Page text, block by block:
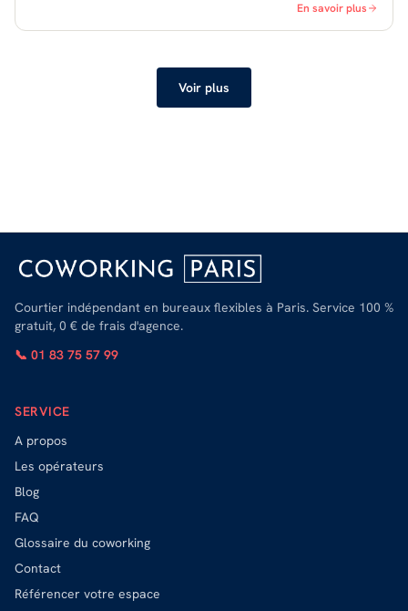
En savoir plus
Voir plus
Courtier indépendant en bureaux flexibles à Paris. Service 100 %
gratuit, 0 € de frais d'agence.
📞 01 83 75 57 99
SERVICE
A propos
Les opérateurs
Blog
FAQ
Glossaire du coworking
Contact
Référencer votre espace